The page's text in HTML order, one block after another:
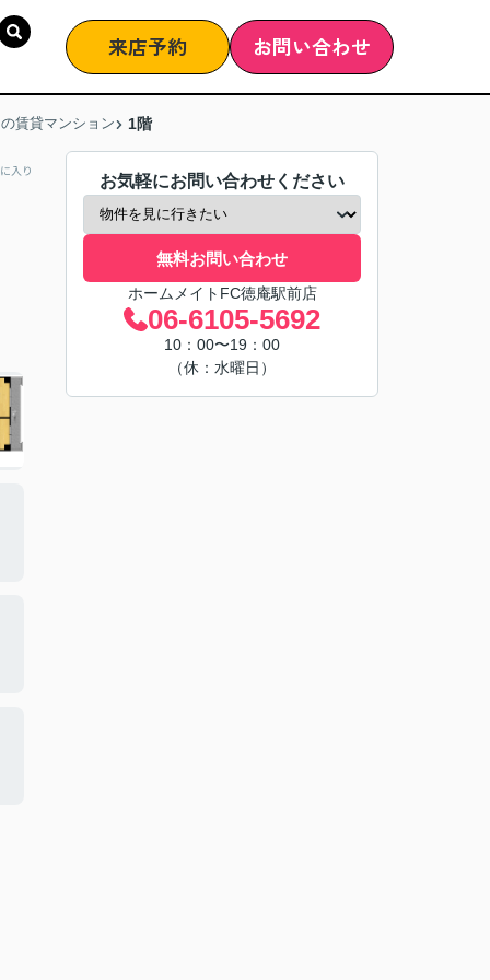
来店予約 お問い合わせ
賃貸マンション 1階
入り
お気軽にお問い合わせください
無料お問い合わせ
ホームメイトFC徳庵駅前店
06-6105-5692
10：00〜19：00
（休：水曜日）